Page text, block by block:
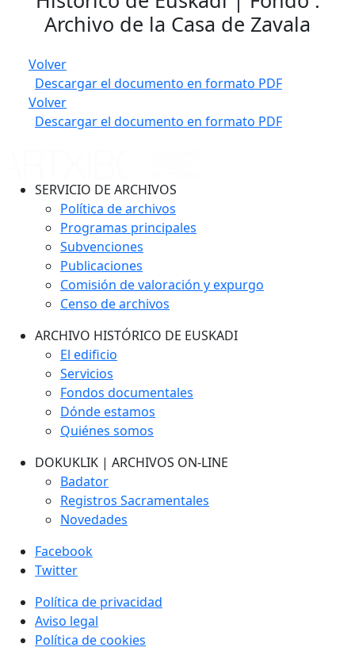
Archivo de la Casa de Zavala
Volver
Descargar el documento en formato PDF
Volver
Descargar el documento en formato PDF
SERVICIO DE ARCHIVOS
Política de archivos
Programas principales
Subvenciones
Publicaciones
Comisión de valoración y expurgo
Censo de archivos
ARCHIVO HISTÓRICO DE EUSKADI
El edificio
Servicios
Fondos documentales
Dónde estamos
Quiénes somos
DOKUKLIK | ARCHIVOS ON-LINE
Badator
Registros Sacramentales
Novedades
Facebook
Twitter
Política de privacidad
Aviso legal
Política de cookies